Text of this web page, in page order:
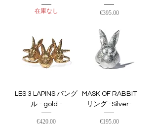
在庫なし 価格
€395.00
LES 3 LAPINS バング
ル - gold -
価格
€420.00
MASK OF RABBIT
リング -Silver-
価格
€195.00